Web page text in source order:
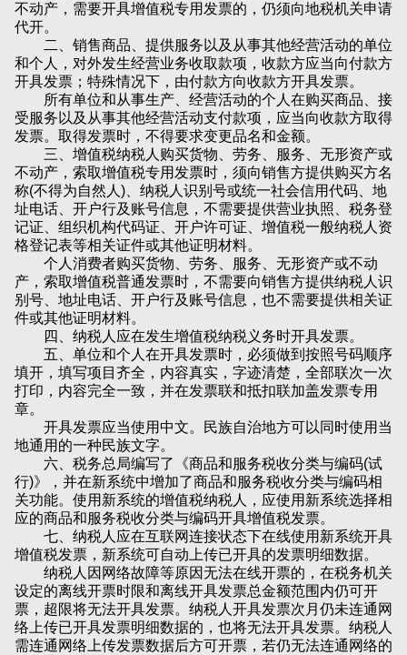
不动产，需要开具增值税专用发票的，仍须向地税机关申请
代开。
二、销售商品、提供服务以及从事其他经营活动的单位
和个人，对外发生经营业务收取款项，收款方应当向付款方
开具发票；特殊情况下，由付款方向收款方开具发票。
所有单位和从事生产、经营活动的个人在购买商品、接
受服务以及从事其他经营活动支付款项，应当向收款方取得
发票。取得发票时，不得要求变更品名和金额。
三、增值税纳税人购买货物、劳务、服务、无形资产或
不动产，索取增值税专用发票时，须向销售方提供购买方名
称(不得为自然人)、纳税人识别号或统一社会信用代码、地
址电话、开户行及账号信息，不需要提供营业执照、税务登
记证、组织机构代码证、开户许可证、增值税一般纳税人资
格登记表等相关证件或其他证明材料。
个人消费者购买货物、劳务、服务、无形资产或不动
产，索取增值税普通发票时，不需要向销售方提供纳税人识
别号、地址电话、开户行及账号信息，也不需要提供相关证
件或其他证明材料。
四、纳税人应在发生增值税纳税义务时开具发票。
五、单位和个人在开具发票时，必须做到按照号码顺序
填开，填写项目齐全，内容真实，字迹清楚，全部联次一次
打印，内容完全一致，并在发票联和抵扣联加盖发票专用
章。
开具发票应当使用中文。民族自治地方可以同时使用当
地通用的一种民族文字。
六、税务总局编写了《商品和服务税收分类与编码(试
行)》，并在新系统中增加了商品和服务税收分类与编码相
关功能。使用新系统的增值税纳税人，应使用新系统选择相
应的商品和服务税收分类与编码开具增值税发票。
七、纳税人应在互联网连接状态下在线使用新系统开具
增值税发票，新系统可自动上传已开具的发票明细数据。
纳税人因网络故障等原因无法在线开票的，在税务机关
设定的离线开票时限和离线开具发票总金额范围内仍可开
票，超限将无法开具发票。纳税人开具发票次月仍未连通网
络上传已开具发票明细数据的，也将无法开具发票。纳税人
需连通网络上传发票数据后方可开票，若仍无法连通网络的